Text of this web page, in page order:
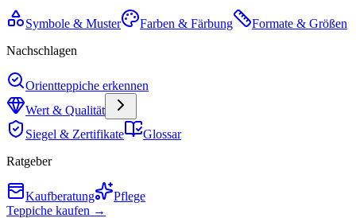
Symbole & Muster Farben & Färbung
Formate & Größen
Nachschlagen
Orientteppiche erkennen
Wert & Qualität
Siegel & Zertifikate
Glossar
Ratgeber
Kaufberatung
Pflege
Teppiche kaufen →